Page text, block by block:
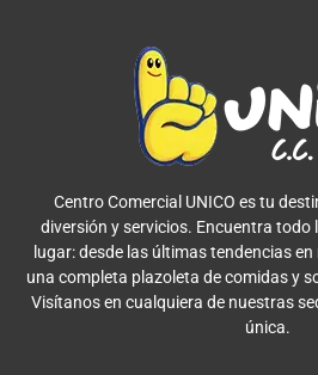
Centro Comercial UNICO es tu
diversión y servicios. Encuentra todo
lugar: desde las últimas tendencias
una completa plazoleta de comidas y
Visítanos en cualquiera de nuestras
única.